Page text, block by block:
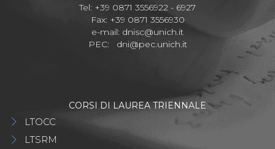
Tel: +39 0871 3556922 - 6927
Fax: +39 0871 3556930
e-mail: dnisc@unich.it
PEC: dni@pec.unich.it
CORSI DI LAUREA TRIENNALE
LTOCC
LTSRM